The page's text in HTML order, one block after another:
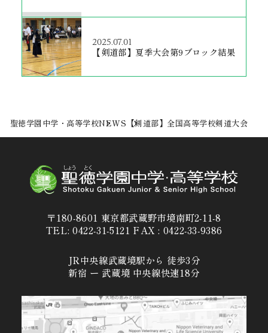
2025.07.01
【剣道部】夏季大会第9ブロック結果
聖徳学園中学・高等学校NEWS 【剣道部】全国高等学校剣道大会
〒180-8601 東京都武蔵野市境南町2-11-8
TEL: 0422-31-5121 FAX : 0422-33-9386
JR中央線武蔵境駅から 徒歩3分
新宿 ー 武蔵境 中央線快速18分